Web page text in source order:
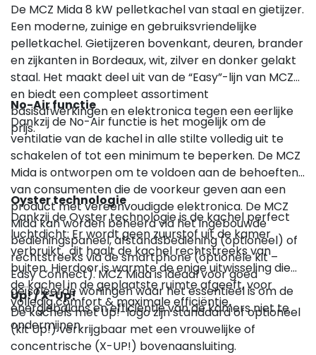
De MCZ Mida 8 kW pelletkachel van staal en gietijzer.
Een moderne, zuinige en gebruiksvriendelijke
pelletkachel. Gietijzeren bovenkant, deuren, brander
en zijkanten in Bordeaux, wit, zilver en donker gelakt
staal. Het maakt deel uit van de “Easy”-lijn van MCZ
en biedt een compleet assortiment
basisafwerkingen en elektronica tegen een eerlijke
prijs.
No-Air functie
Dankzij de No-Air functie is het mogelijk om de
ventilatie van de kachel in alle stilte volledig uit te
schakelen of tot een minimum te beperken. De MCZ
Mida is ontworpen om te voldoen aan de behoeften
van consumenten die de voorkeur geven aan een
product met vereenvoudigde elektronica. De MCZ
Mida kan worden beheerd via het ingebouwde
bedieningspaneel, afstandsbediening (optioneel) of
rechtstreeks via de smartphone (optionele kit –
Easy Connect). MCZ Mida is ideaal voor goed
geïsoleerde woningen waar het essentieel is om de
energiebalans en efficiëntie van de kamers niet te
ondermijnen.
Oyster technologie
Dankzij de Oyster technologie is de kachel perfect
luchtdicht: Er wordt geen zuurstof uit de kamer
verbruikt, dit haalt de kachel rechtstreeks van
buiten. Hierdoor is warmte de enige uitwisseling die
de kachel in de geplaatste ruimte afgeeft, voor
volledig comfort & maximale efficiëntie.
Up! / X-Up!
De kachels met Up!-logo zijn standaard of optioneel
(kit Up!) verkrijgbaar met een vrouwelijke of
concentrische (X-UP!) bovenaansluiting.